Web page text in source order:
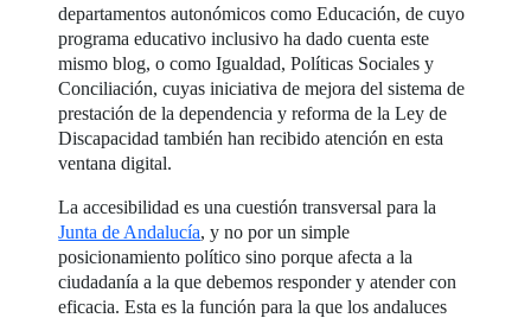
departamentos autonómicos como Educación, de cuyo
programa educativo inclusivo ha dado cuenta este
mismo blog, o como Igualdad, Políticas Sociales y
Conciliación, cuyas iniciativa de mejora del sistema de
prestación de la dependencia y reforma de la Ley de
Discapacidad también han recibido atención en esta
ventana digital.
La accesibilidad es una cuestión transversal para la
Junta de Andalucía, y no por un simple
posicionamiento político sino porque afecta a la
ciudadanía a la que debemos responder y atender con
eficacia. Esta es la función para la que los andaluces